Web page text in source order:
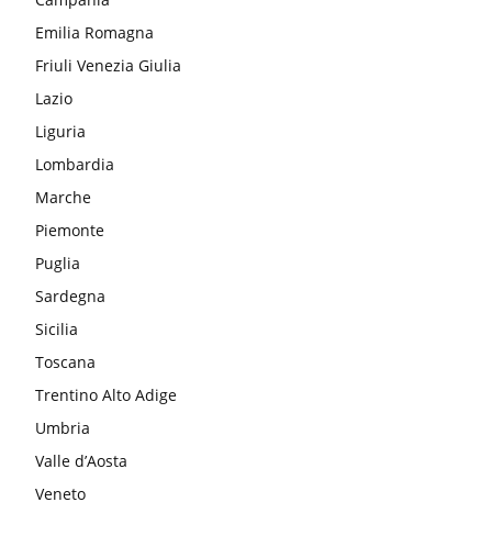
Emilia Romagna
Friuli Venezia Giulia
Lazio
Liguria
Lombardia
Marche
Piemonte
Puglia
Sardegna
Sicilia
Toscana
Trentino Alto Adige
Umbria
Valle d’Aosta
Veneto